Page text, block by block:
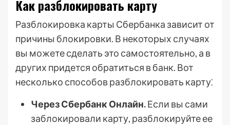
Как разблокировать карту
Разблокировка карты Сбербанка зависит от
причины блокировки. В некоторых случаях
вы можете сделать это самостоятельно, а в
других придется обратиться в банк. Вот
несколько способов разблокировать карту⁚
Через Сбербанк Онлайн.Если вы сами
заблокировали карту, разблокируйте ее